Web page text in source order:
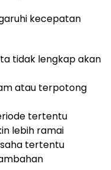
kecepatan
tidak lengkap akan
atau terpotong
tertentu
lebih ramai
tertentu